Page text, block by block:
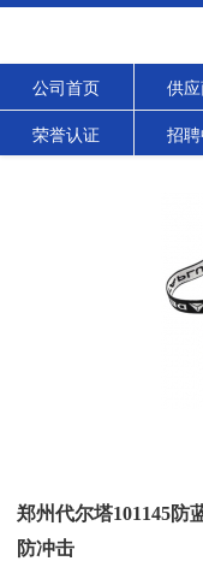
公司首页 供
荣誉认证 招
郑州代尔塔101145防
防冲击